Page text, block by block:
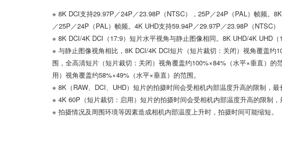
※ 8K DCI支持29.97P／24P／23.98P（NTSC），25P／24P（PAL）帧频。
／25P／24P（PAL）帧频。4K UHD支持59.94P／29.97P／23.98P（NTSC）
※ 8K DCI/4K DCI（17:9）短片水平视角与静止图像相同。8K UHD/4K UHD（
※ 与静止图像视角相比，8K DCI/4K DCI短片（短片裁切：关闭）视角覆盖
围，全高清短片（短片裁切：关闭）视角覆盖约100%×84%（水平×垂直）
用）视角覆盖约58%×49%（水平×垂直）的范围。
※ 8K（RAW、DCI、UHD）短片的拍摄时间会受相机内部温度升高的限制，
※ 4K 60P（短片裁切：启用）短片的拍摄时间会受相机内部温度升高的限制
※ 拍摄情况及周围环境等因素造成相机内部温度上升时，拍摄时间可能缩短。